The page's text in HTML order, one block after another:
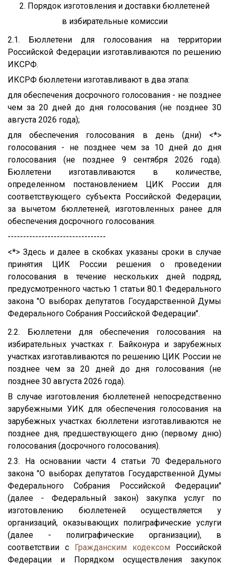
2. Порядок изготовления и доставки бюллетеней
в избирательные комиссии
2.1. Бюллетени для голосования на территории
Российской Федерации изготавливаются по решению
ИКСРФ.
ИКСРФ бюллетени изготавливают в два этапа:
для обеспечения досрочного голосования - не позднее
чем за 20 дней до дня голосования (не позднее 30
августа 2026 года);
для обеспечения голосования в день (дни) <*>
голосования - не позднее чем за 10 дней до дня
голосования (не позднее 9 сентября 2026 года).
Бюллетени изготавливаются в количестве,
определенном постановлением ЦИК России для
соответствующего субъекта Российской Федерации,
за вычетом бюллетеней, изготовленных ранее для
обеспечения досрочного голосования.
--------------------------------
<*> Здесь и далее в скобках указаны сроки в случае
принятия ЦИК России решения о проведении
голосования в течение нескольких дней подряд,
предусмотренного частью 1 статьи 80.1 Федерального
закона "О выборах депутатов Государственной Думы
Федерального Собрания Российской Федерации".
2.2. Бюллетени для обеспечения голосования на
избирательных участках г. Байконура и зарубежных
участках изготавливаются по решению ЦИК России не
позднее чем за 20 дней до дня голосования (не
позднее 30 августа 2026 года).
В случае изготовления бюллетеней непосредственно
зарубежными УИК для обеспечения голосования на
зарубежных участках бюллетени изготавливаются не
позднее дня, предшествующего дню (первому дню)
голосования (досрочного голосования).
2.3. На основании части 4 статьи 70 Федерального
закона "О выборах депутатов Государственной Думы
Федерального Собрания Российской Федерации"
(далее - Федеральный закон) закупка услуг по
изготовлению бюллетеней осуществляется у
организаций, оказывающих полиграфические услуги
(далее - полиграфические организации), в
соответствии с Гражданским кодексом Российской
Федерации и Порядком осуществления закупок